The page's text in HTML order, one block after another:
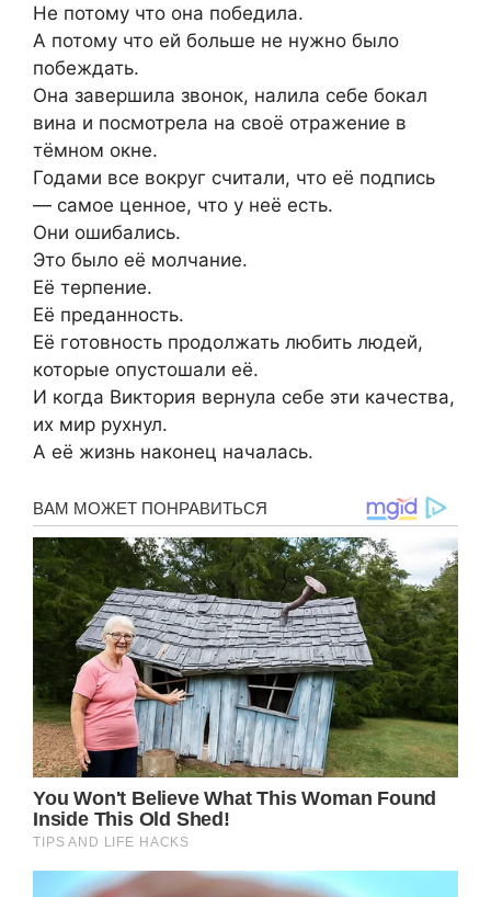
Не потому что она победила.
А потому что ей больше не нужно было
побеждать.
Она завершила звонок, налила себе бокал
вина и посмотрела на своё отражение в
тёмном окне.
Годами все вокруг считали, что её подпись
— самое ценное, что у неё есть.
Они ошибались.
Это было её молчание.
Её терпение.
Её преданность.
Её готовность продолжать любить людей,
которые опустошали её.
И когда Виктория вернула себе эти качества,
их мир рухнул.
А её жизнь наконец началась.